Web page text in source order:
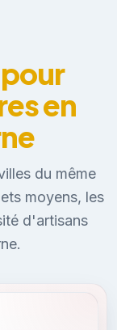
en
du même
moyens, les
d'artisans